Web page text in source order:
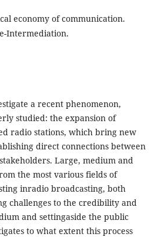
economy of communication.
Intermediation.
a recent phenomenon,
studied: the expansion of
radio stations, which bring new
direct connections between
Large, medium and
the most various fields of
inradio broadcasting, both
challenges to the credibility and
and settingaside the public
to what extent this process